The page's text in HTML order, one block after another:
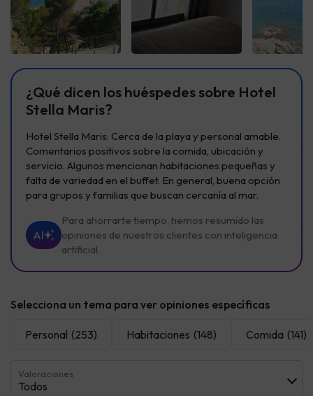
¿Qué dicen los huéspedes sobre Hotel
Stella Maris?
Hotel Stella Maris: Cerca de la playa y personal amable.
Comentarios positivos sobre la comida, ubicación y
servicio. Algunos mencionan habitaciones pequeñas y
falta de variedad en el buffet. En general, buena opción
para grupos y familias que buscan cercanía al mar.
AI
Para ahorrarte tiempo, hemos resumido las
opiniones de nuestros clientes con inteligencia
artificial.
Selecciona un tema para ver opiniones específicas
Personal (253) Habitaciones (148) Comida (141)
Valoraciones
Todos